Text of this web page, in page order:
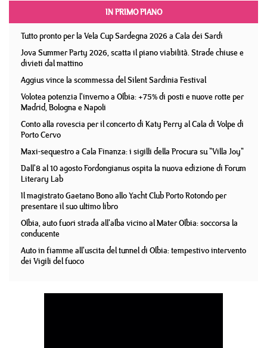
IN PRIMO PIANO
Tutto pronto per la Vela Cup Sardegna 2026 a Cala dei Sardi
Jova Summer Party 2026, scatta il piano viabilità. Strade chiuse e
divieti dal mattino
Aggius vince la scommessa del Silent Sardinia Festival
Volotea potenzia l'inverno a Olbia: +75% di posti e nuove rotte per
Madrid, Bologna e Napoli
Conto alla rovescia per il concerto di Katy Perry al Cala di Volpe di
Porto Cervo
Maxi-sequestro a Cala Finanza: i sigilli della Procura su "Villa Joy"
Dall'8 al 10 agosto Fordongianus ospita la nuova edizione di Forum
Literary Lab
Il magistrato Gaetano Bono allo Yacht Club Porto Rotondo per
presentare il suo ultimo libro
Olbia, auto fuori strada all'alba vicino al Mater Olbia: soccorsa la
conducente
Auto in fiamme all'uscita del tunnel di Olbia: tempestivo intervento
dei Vigili del fuoco